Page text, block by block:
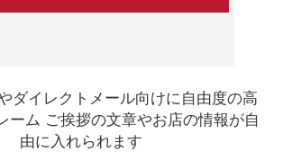
ダイレクトメール向けに自由度の高
ーム ご挨拶の文章やお店の情報が自
由に入れられます